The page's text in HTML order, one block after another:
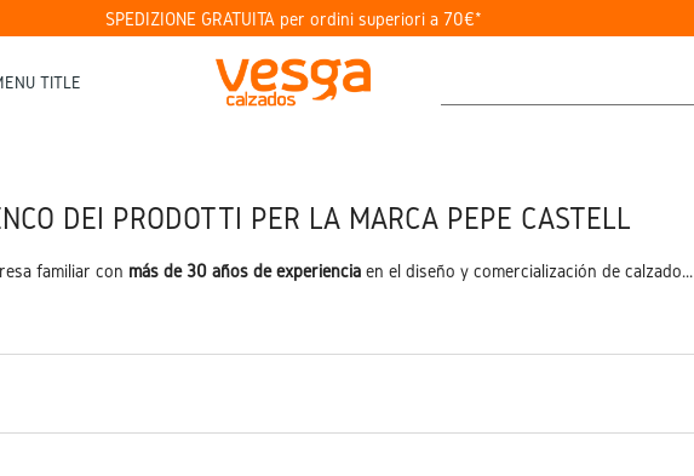
SPEDIZIONE GRATUITA per ordini superiori a 70€*
TITLE
DEI PRODOTTI PER LA MARCA PEPE CASTELL
familiar con más de 30 años de experienciaen el diseño y comercialización de calzado...